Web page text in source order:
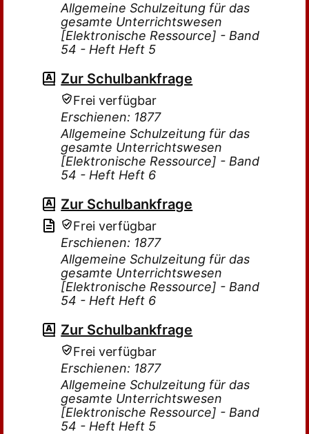
Allgemeine Schulzeitung für das
gesamte Unterrichtswesen
[Elektronische Ressource] - Band
54 - Heft Heft 5
Zur Schulbankfrage
Frei verfügbar
Erschienen: 1877
Allgemeine Schulzeitung für das
gesamte Unterrichtswesen
[Elektronische Ressource] - Band
54 - Heft Heft 6
Zur Schulbankfrage
Frei verfügbar
Erschienen: 1877
Allgemeine Schulzeitung für das
gesamte Unterrichtswesen
[Elektronische Ressource] - Band
54 - Heft Heft 6
Zur Schulbankfrage
Frei verfügbar
Erschienen: 1877
Allgemeine Schulzeitung für das
gesamte Unterrichtswesen
[Elektronische Ressource] - Band
54 - Heft Heft 5